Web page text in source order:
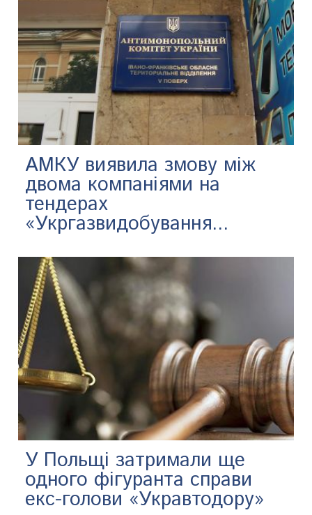
АМКУ виявила змову між
двома компаніями на
тендерах
«Укргазвидобування...
У Польщі затримали ще
одного фігуранта справи
екс-голови «Укравтодору»